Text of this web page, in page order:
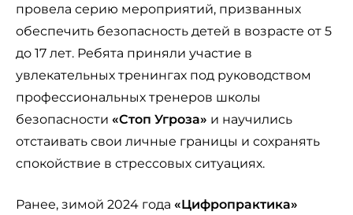
провела серию мероприятий, призванных
обеспечить безопасность детей в возрасте от 5
до 17 лет. Ребята приняли участие в
увлекательных тренингах под руководством
профессиональных тренеров школы
безопасности «Стоп Угроза» и научились
отстаивать свои личные границы и сохранять
спокойствие в стрессовых ситуациях.
Ранее, зимой 2024 года «Цифропрактика»